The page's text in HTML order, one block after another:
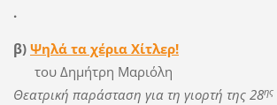
.
β) Ψηλά τα χέρια Χίτλερ!
του Δημήτρη Μαριόλη
Θεατρική παράσταση για τη γιορτή της 28ης